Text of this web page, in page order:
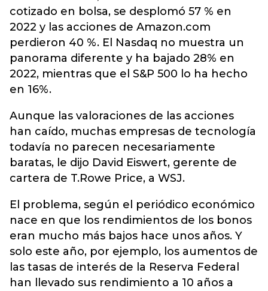
cotizado en bolsa, se desplomó 57 % en
2022 y las acciones de Amazon.com
perdieron 40 %. El Nasdaq no muestra un
panorama diferente y ha bajado 28% en
2022, mientras que el S&P 500 lo ha hecho
en 16%.
Aunque las valoraciones de las acciones
han caído, muchas empresas de tecnología
todavía no parecen necesariamente
baratas, le dijo David Eiswert, gerente de
cartera de T.Rowe Price, a WSJ.
El problema, según el periódico económico
nace en que los rendimientos de los bonos
eran mucho más bajos hace unos años. Y
solo este año, por ejemplo, los aumentos de
las tasas de interés de la Reserva Federal
han llevado sus rendimiento a 10 años a